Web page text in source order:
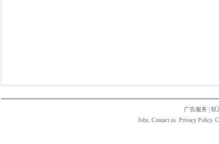
广告服务
联
Jobs. Contact us. Privacy Policy.